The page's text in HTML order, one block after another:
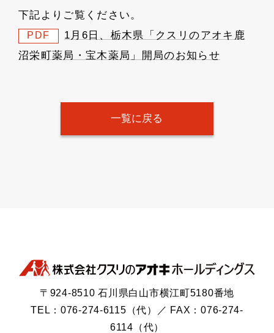
下記よりご覧ください。
PDF
1月6日、栃木県「クスリのアオキ鹿
沼栄町薬局・宝木薬局」開局のお知らせ
一覧に戻る
〒924-8510 石川県白山市横江町5180番地
TEL：076-274-6115（代）／ FAX：076-274-
6114（代）